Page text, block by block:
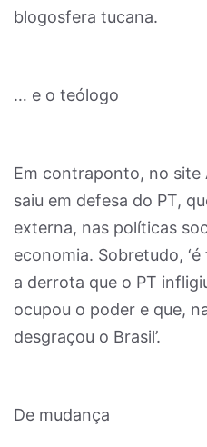
blogosfera tucana.
… e o teólogo
Em contraponto, no site
saiu em defesa do PT,
externa, nas políticas
economia. Sobretudo,
a derrota que o PT
ocupou o poder e que,
desgraçou o Brasil’.
De mudança